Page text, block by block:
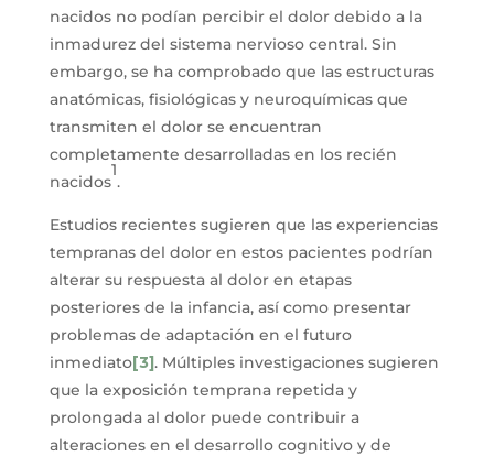
nacidos no podían percibir el dolor debido a la
inmadurez del sistema nervioso central. Sin
embargo, se ha comprobado que las estructuras
anatómicas, fisiológicas y neuroquímicas que
transmiten el dolor se encuentran
completamente desarrolladas en los recién
nacidos
1
.
Estudios recientes sugieren que las experiencias
tempranas del dolor en estos pacientes podrían
alterar su respuesta al dolor en etapas
posteriores de la infancia, así como presentar
problemas de adaptación en el futuro
inmediato[3]. Múltiples investigaciones sugieren
que la exposición temprana repetida y
prolongada al dolor puede contribuir a
alteraciones en el desarrollo cognitivo y de